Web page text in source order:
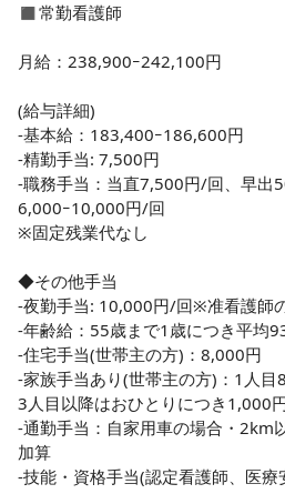
体制も整備◇
を入れています！
◆費用については全額病院負担、勤
す。
◆認定看護師、診療情報管理士、医
係のある資格取得に関わる費用も
す♪
◼︎常勤看護師
月給：238,900ｰ242,100円
(給与詳細)
-基本給：183,400ｰ186,600円
-精勤手当: 7,500円
-職務手当：当直7,500円/回、早出
6,000ｰ10,000円/回
※固定残業代なし
◆その他手当
-夜勤手当: 10,000円/回※准看護師
-年齢給：55歳まで1歳につき平均
-住宅手当(世帯主の方)：8,000円
-家族手当あり(世帯主の方)：1人目
3人目以降はおひとりにつき1,000
-通勤手当：自家用車の場合・2km
加算
-技能・資格手当(認定看護師、医療